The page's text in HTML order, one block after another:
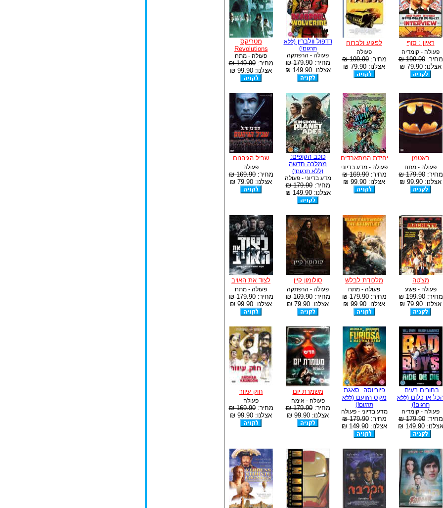
ראיון : סוף
פעולה - קומדיה
מחיר:199.90 ₪
אצלנו: 79.90 ₪
לפגוע ולברוח
פעולה
מחיר:199.90 ₪
אצלנו: 79.90 ₪
דדפול וולברין(ללא
תרגום!)
פעולה - הרפתקה
מחיר:179.90 ₪
אצלנו: 149.90 ₪
מטריקס
Revolutions
פעולה - מתח
מחיר:149.90 ₪
אצלנו: 99.90 ₪
באטמן
פעולה - מתח
מחיר:179.90 ₪
אצלנו: 99.90 ₪
יחידת המתאבדים
פעולה - מדע בדיוני
מחיר:169.90 ₪
אצלנו: 99.90 ₪
כוכב הקופים:
ממלכה חדשה
(ללא תרגום!)
מדע בדיוני - פעולה
מחיר:179.90 ₪
אצלנו: 149.90 ₪
שביל הגיהנום
פעולה
מחיר:169.90 ₪
אצלנו: 79.90 ₪
מצ'טה
פעולה - פשע
מחיר:199.90 ₪
אצלנו: 79.90 ₪
מלכודת לבלש
פעולה - מתח
מחיר:179.90 ₪
אצלנו: 99.90 ₪
סולומון קיין
פעולה - הרפתקה
מחיר:169.90 ₪
אצלנו: 79.90 ₪
לצוד את האויב
פעולה - מתח
מחיר:179.90 ₪
אצלנו: 99.90 ₪
בחורים רעים:
או כלום (ללא
תרגום!)
פעולה - קומדיה
מחיר:179.90 ₪
אצלנו: 149.90 ₪
פיוריוסה: סאגת
מקס הזועם(ללא
תרגום!)
מדע בדיוני - פעולה
מחיר:179.90 ₪
אצלנו: 149.90 ₪
משמרת יום
פעולה - אימה
מחיר:179.90 ₪
אצלנו: 99.90 ₪
חוק עיוור
פעולה
מחיר:169.90 ₪
אצלנו: 99.90 ₪